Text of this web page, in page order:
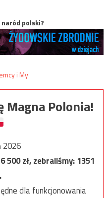
polski?
Magna Polonia!
2026
500zł, zebraliśmy:1351
dla funkcjonowania